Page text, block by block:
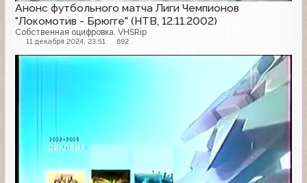
Анонс футбольного матча Лиги Чемпионов
"Локомотив - Брюгге" (НТВ, 12.11.2002)
Собственная оцифровка. VHSRip
11 декабря 2024, 23:51 892
Рекламная заставка